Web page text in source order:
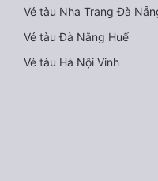
Vé tàu Nha Trang Đà
Vé tàu Đà Nẵng Huế
Vé tàu Hà Nội Vinh